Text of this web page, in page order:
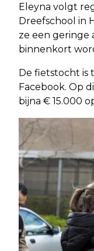
Eleyna volgt
Dreefschool in
ze een geringe
binnenkort
De fietstocht is
Facebook. Op
bijna € 15.000